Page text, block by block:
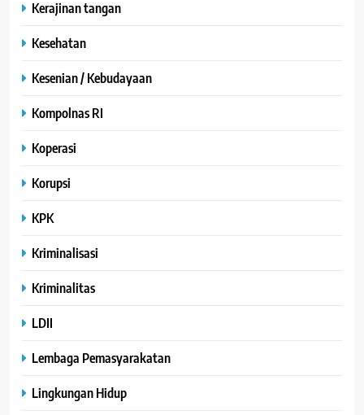
Kerajinan tangan
Kesehatan
Kesenian / Kebudayaan
Kompolnas RI
Koperasi
Korupsi
KPK
Kriminalisasi
Kriminalitas
LDII
Lembaga Pemasyarakatan
Lingkungan Hidup